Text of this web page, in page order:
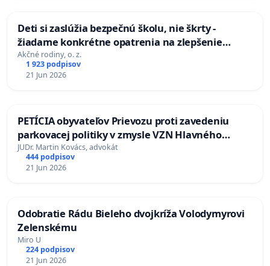
Deti si zaslúžia bezpečnú školu, nie škrty -
žiadame konkrétne opatrenia na zlepšenie
situácie v školstve
Akčné rodiny, o. z.
1 923 podpisov
21 Jun 2026
PETÍCIA obyvateľov Prievozu proti zavedeniu
parkovacej politiky v zmysle VZN Hlavného
mesta SR Bratislavy č. 3/2025 zo dňa 19.06.2025 o
dočasnom parkovaní motorových vozidiel
JUDr. Martin Kovács, advokát
444 podpisov
21 Jun 2026
Odobratie Rádu Bieleho dvojkríža Volodymyrovi
Zelenskému
Miro U
224 podpisov
21 Jun 2026